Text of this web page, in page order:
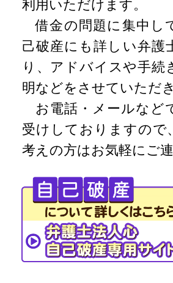
利用いただけます。
借金の問題に集中し
己破産にも詳しい弁護
り、アドバイスや手続
明などをさせていただ
お電話・メールなど
受けしておりますので
考えの方はお気軽にご